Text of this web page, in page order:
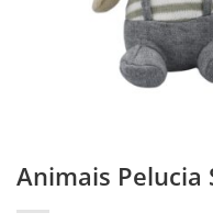
Animais Pelucia